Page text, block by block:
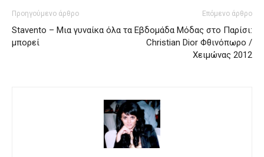
Προηγούμενο άρθρο
Stavento – Μια γυναίκα όλα τα
μπορεί
Επόμενο άρθρο
Εβδομάδα Μόδας στο Παρίσι:
Christian Dior Φθινόπωρο /
Χειμώνας 2012